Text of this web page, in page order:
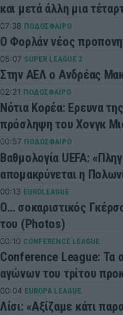
και μετά άλλη μια
07:38 ΠΟΔΟΣΦΑΙΡΟ
Ο Φορλάν νέος
05:07 SUPER LEAGUE 2
Στην ΑΕΛ ο Ανδρέας
02:21 ΠΟΔΟΣΦΑΙΡΟ
Νότια Κορέα: Ερευνα
πρόσληψη του Χονγκ
00:57 ΠΟΔΟΣΦΑΙΡΟ
Βαθμολογία UEFA:
απομακρύνεται η
00:13 EUROLEAGUE
Ο… σοκαριστικός
του (Photos)
00:10 CONFERENCE LEAGUE
Conference League:
αγώνων του τρίτου
00:04 EUROPA LEAGUE
Λίσι: «Αξίζαμε κάτι